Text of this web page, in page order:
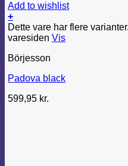
Add to wishlist
+
Dette vare har flere
varesiden Vis
Börjesson
Padova black
599,95 kr.